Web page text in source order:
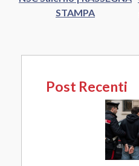
STAMPA
Post Recenti